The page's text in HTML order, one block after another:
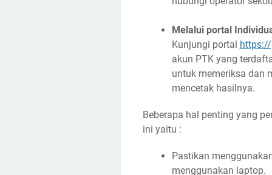
Melalui portal
Kunjungi portal
akun PTK yang
untuk memeriksa dan
mencetak hasilnya.
Beberapa hal penting yang
ini yaitu :
Pastikan
menggunakan laptop.